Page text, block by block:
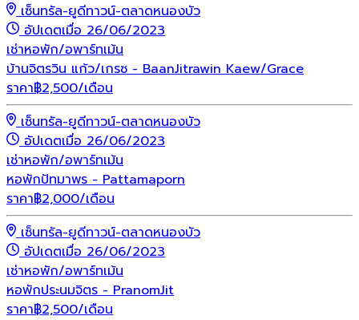
เซ็นทรัล-ยูดีทาวน์-ตลาดหนองบัว
อัปเดตเมื่อ 26/06/2023
เช่าหอพัก/อพาร์ทเม้น
บ้านจิตรวิน แก้ว/เกรซ - BaanJitrawin Kaew/Grace
ราคา฿2,500/เดือน
เซ็นทรัล-ยูดีทาวน์-ตลาดหนองบัว
อัปเดตเมื่อ 26/06/2023
เช่าหอพัก/อพาร์ทเม้น
หอพักปัทมาพร - Pattamaporn
ราคา฿2,000/เดือน
เซ็นทรัล-ยูดีทาวน์-ตลาดหนองบัว
อัปเดตเมื่อ 26/06/2023
เช่าหอพัก/อพาร์ทเม้น
หอพักประนมจิตร - PranomJit
ราคา฿2,500/เดือน